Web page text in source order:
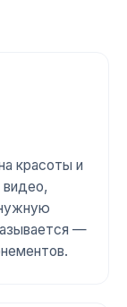
красоты и
—